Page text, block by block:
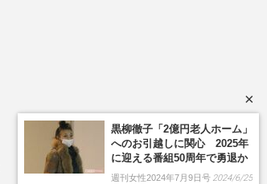
×
黒柳徹子「2億円老人ホーム」
へのお引越しに関心 2025年
に迎える番組50周年で勇退か
週刊女性2024年7月9日号 2024/6/25